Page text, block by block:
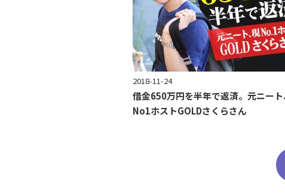
2018-11-24
借金650万円を半年で返済。元ニー
No1ホストGOLDさくらさん